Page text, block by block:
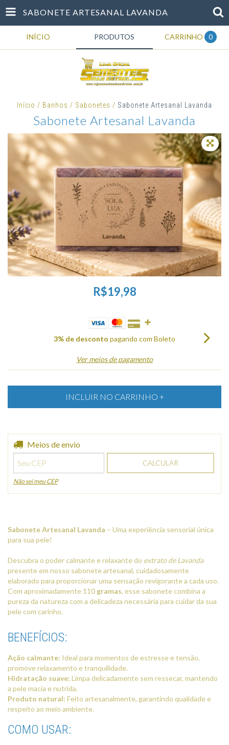
SABONETE ARTESANAL LAVANDA
INÍCIO PRODUTOS CARRINHO 0
Início / Banhos / Sabonetes / Sabonete Artesanal Lavanda
Sabonete Artesanal Lavanda
R$19,98
3% de desconto pagando com Boleto
Ver meios de pagamento
Entregas para o CEP:
Meios de envio
CALCULAR
Não sei meu CEP
Sabonete Artesanal Lavanda – Uma experiência sensorial única
para sua pele!
Descubra o poder calmante e relaxante do extrato de Lavanda
presente em nosso sabonete artesanal, cuidadosamente
elaborado para proporcionar uma sensação revigorante a cada uso.
Com aproximadamente 110 gramas, esse sabonete combina a
pureza da natureza com a delicadeza necessária para cuidar da sua
pele com carinho.
BENEFÍCIOS:
Ação calmante: Ideal para momentos de estresse e tensão,
promove relaxamento e tranquilidade.
Hidratação suave: Limpa delicadamente sem ressecar, mantendo
a pele macia e nutrida.
Produto natural: Feito artesanalmente, garantindo qualidade e
respeito ao meio ambiente.
COMO USAR: